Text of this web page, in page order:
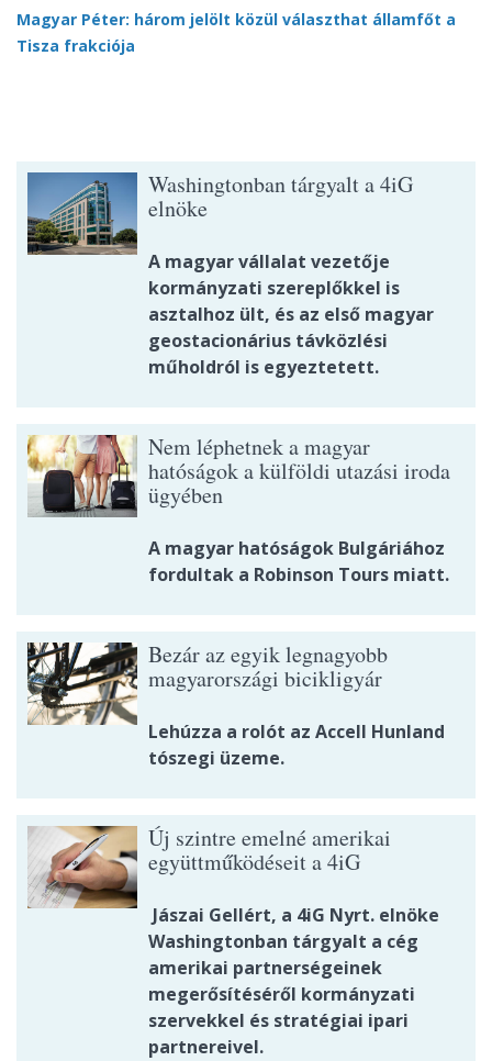
Magyar Péter: három jelölt közül választhat államfőt a
Tisza frakciója
Washingtonban tárgyalt a 4iG
elnöke
A magyar vállalat vezetője
kormányzati szereplőkkel is
asztalhoz ült, és az első magyar
geostacionárius távközlési
műholdról is egyeztetett.
Nem léphetnek a magyar
hatóságok a külföldi utazási iroda
ügyében
A magyar hatóságok Bulgáriához
fordultak a Robinson Tours miatt.
Bezár az egyik legnagyobb
magyarországi bicikligyár
Lehúzza a rolót az Accell Hunland
tószegi üzeme.
Új szintre emelné amerikai
együttműködéseit a 4iG
Jászai Gellért, a 4iG Nyrt. elnöke
Washingtonban tárgyalt a cég
amerikai partnerségeinek
megerősítéséről kormányzati
szervekkel és stratégiai ipari
partnereivel.